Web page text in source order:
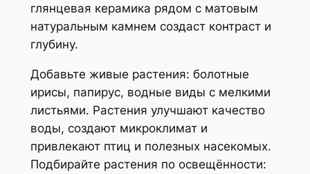
глянцевая керамика рядом с матовым
натуральным камнем создаст контраст и
глубину.
Добавьте живые растения: болотные
ирисы, папирус, водные виды с мелкими
листьями. Растения улучшают качество
воды, создают микроклимат и
привлекают птиц и полезных насекомых.
Подбирайте растения по освещённости: